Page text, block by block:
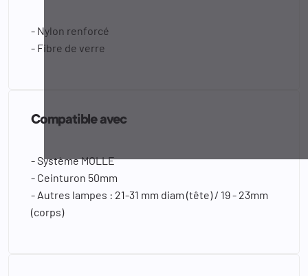
- Nylon renforcé
- Fibre de verre
Compatible avec
- Système MOLLE
- Ceinturon 50mm
- Autres lampes : 21-31 mm diam (tête) / 19 - 23mm
(corps)